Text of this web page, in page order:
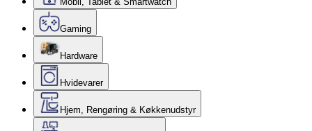
Gaming
Hardware
Hvidevarer
Hjem, Rengøring & Køkkenudstyr